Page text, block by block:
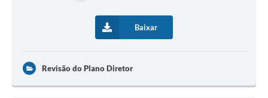
Baixar
Revisão do Plano Diretor